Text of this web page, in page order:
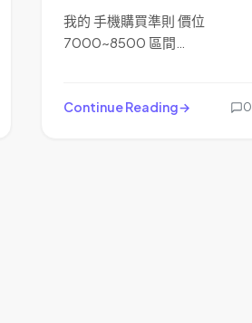
我的 手機購買準則 價位
7000~8500 區間…
Continue Reading 0